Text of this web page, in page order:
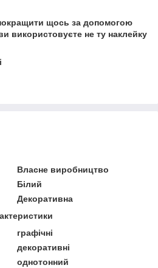
щось за допомогою
використовуєте не ту наклейку
Власне виробництво
Білий
Декоративна
графічні
декоративні
однотонний